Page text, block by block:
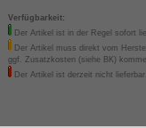
Verfügbarkeit:
Der Artikel ist in der Regel sofort
Der Artikel muss direkt vom
ggf. Zusatzkosten (siehe BK)
Der Artikel ist derzeit nicht lieferbar.